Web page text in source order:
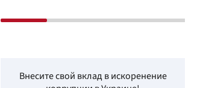
Внесите свой вклад в искоренение